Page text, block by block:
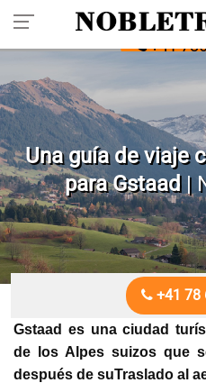
Reserve su traslado
+41
Una guía de viaje
para Gstaad|
+41 78
Gstaad es una ciudad
de los Alpes suizos que
después de suTraslado al